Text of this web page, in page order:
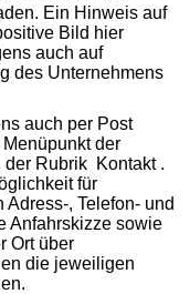
Ein Hinweis auf
Bild hier
auch auf
des Unternehmens
auch per Post
der
der Rubrik Kontakt .
für
, Telefon- und
Anfahrskizze sowie
Ort über
die jeweiligen